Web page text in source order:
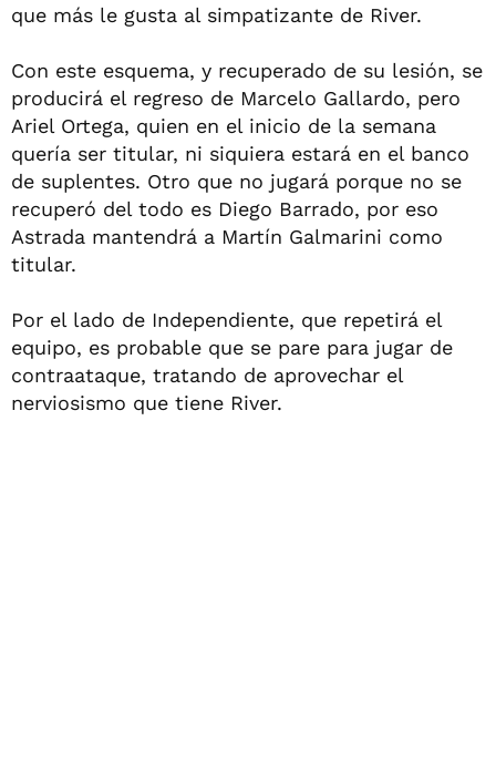
que más le gusta al simpatizante de River.
Con este esquema, y recuperado de su lesión, se
producirá el regreso de Marcelo Gallardo, pero
Ariel Ortega, quien en el inicio de la semana
quería ser titular, ni siquiera estará en el banco
de suplentes. Otro que no jugará porque no se
recuperó del todo es Diego Barrado, por eso
Astrada mantendrá a Martín Galmarini como
titular.
Por el lado de Independiente, que repetirá el
equipo, es probable que se pare para jugar de
contraataque, tratando de aprovechar el
nerviosismo que tiene River.